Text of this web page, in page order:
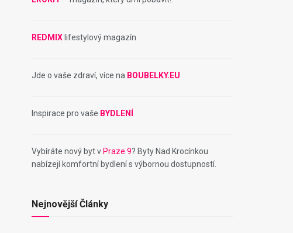
REDMIX lifestylový magazín
Jde o vaše zdraví, více na BOUBELKY.EU
Inspirace pro vaše BYDLENÍ
Vybíráte nový byt v Praze 9? Byty Nad Krocínkou
nabízejí komfortní bydlení s výbornou dostupností.
Nejnovější Články